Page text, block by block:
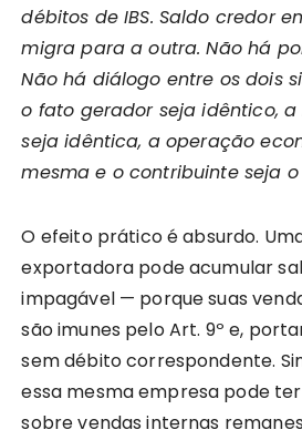
débitos de IBS. Saldo credor
migra para a outra. Não há
Não há diálogo entre os dois
o fato gerador seja idêntico,
seja idêntica, a operação
mesma e o contribuinte seja o
O efeito prático é absurdo.
exportadora pode acumular
impagável — porque suas
são imunes pelo Art. 9º e,
sem débito correspondente.
essa mesma empresa pode ter
sobre vendas internas